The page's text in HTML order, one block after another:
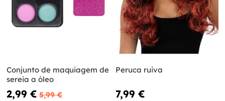
Conjunto de maquiagem de
sereia a óleo
2,99 € 5,99 €
Peruca ruiva
7,99 €